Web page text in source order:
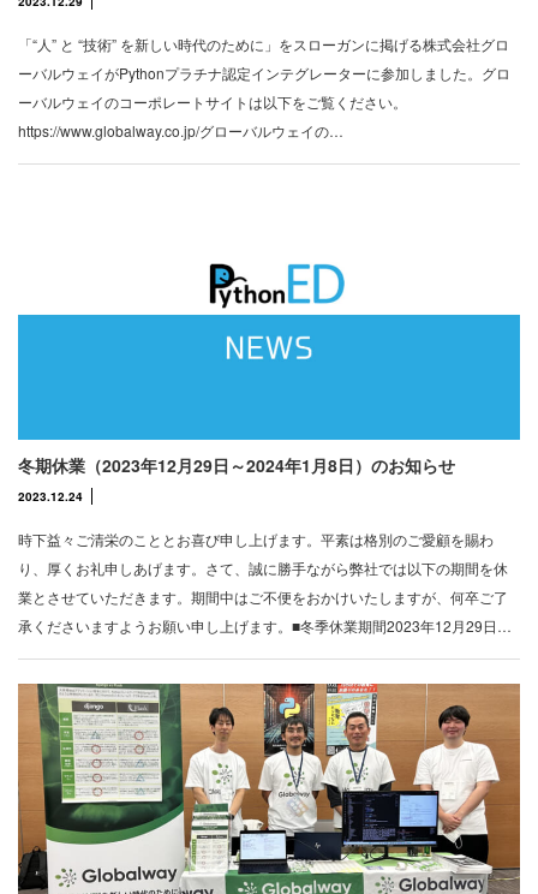
「“人” と “技術” を新しい時代のために」をスローガンに掲げる株式会社グロ
ーバルウェイがPythonプラチナ認定インテグレーターに参加しました。グロ
ーバルウェイのコーポレートサイトは以下をご覧ください。
https://www.globalway.co.jp/グローバルウェイの…
冬期休業（2023年12月29日～2024年1月8日）のお知らせ
2023.12.24
時下益々ご清栄のこととお喜び申し上げます。平素は格別のご愛顧を賜わ
り、厚くお礼申しあげます。さて、誠に勝手ながら弊社では以下の期間を休
業とさせていただきます。期間中はご不便をおかけいたしますが、何卒ご了
承くださいますようお願い申し上げます。■冬季休業期間2023年12月29日…